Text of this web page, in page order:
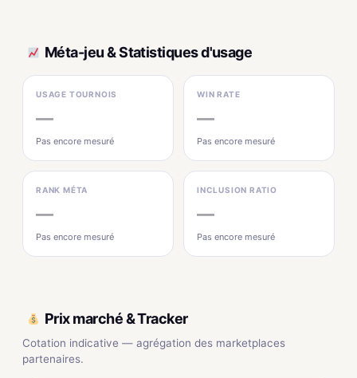
Méta-jeu & Statistiques d'usage
USAGE TOURNOIS
—
Pas encore mesuré
WIN RATE
—
Pas encore mesuré
RANK MÉTA
—
Pas encore mesuré
INCLUSION RATIO
—
Pas encore mesuré
Prix marché & Tracker
Cotation indicative — agrégation des marketplaces
partenaires.